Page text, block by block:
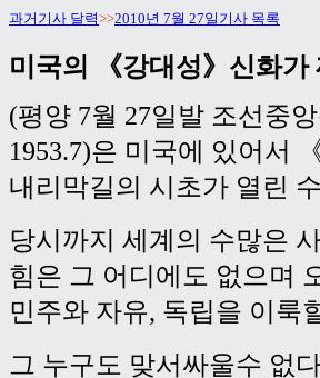
과거기사 달력>>2010년 7월 27일기사 목록
미국의 《강대성》신화가
(평양 7월 27일발 조선중
1953.7)은 미국에 있어서
내리막길의 시초가 열린
당시까지 세계의 수많은
힘은 그 어디에도 없으며
민주와 자유, 독립을 이룩
그 누구도 맞서싸울수 없